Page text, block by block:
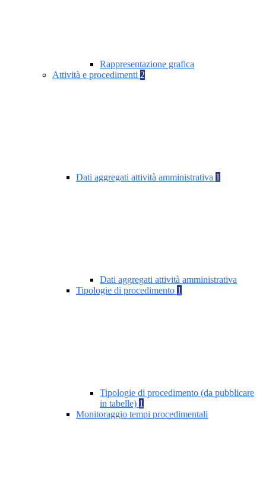
Rappresentazione grafica
Attività e procedimenti 2
Dati aggregati attività amministrativa 1
Dati aggregati attività amministrativa
Tipologie di procedimento 1
Tipologie di procedimento (da pubblicare
in tabelle) 1
Monitoraggio tempi procedimentali